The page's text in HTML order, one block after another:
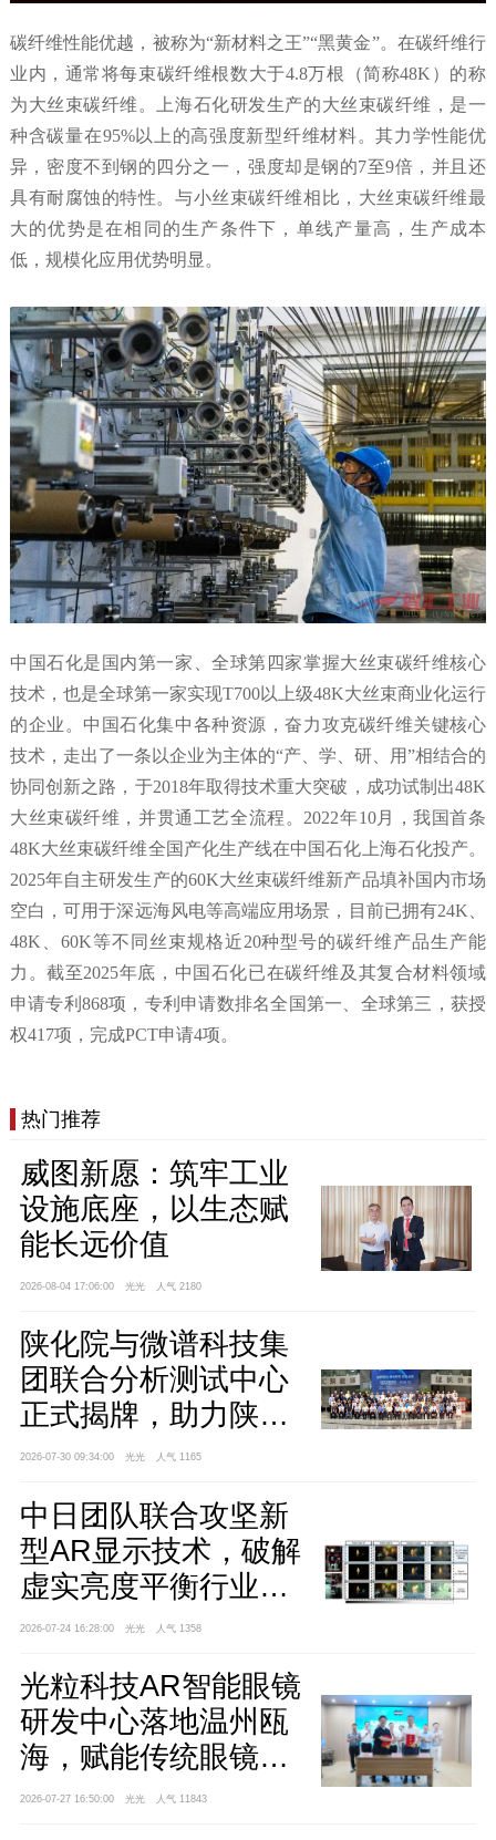
碳纤维性能优越，被称为“新材料之王”“黑黄金”。在碳纤维行
业内，通常将每束碳纤维根数大于4.8万根（简称48K）的称
为大丝束碳纤维。上海石化研发生产的大丝束碳纤维，是一
种含碳量在95%以上的高强度新型纤维材料。其力学性能优
异，密度不到钢的四分之一，强度却是钢的7至9倍，并且还
具有耐腐蚀的特性。与小丝束碳纤维相比，大丝束碳纤维最
大的优势是在相同的生产条件下，单线产量高，生产成本
低，规模化应用优势明显。
中国石化是国内第一家、全球第四家掌握大丝束碳纤维核心
技术，也是全球第一家实现T700以上级48K大丝束商业化运行
的企业。中国石化集中各种资源，奋力攻克碳纤维关键核心
技术，走出了一条以企业为主体的“产、学、研、用”相结合的
协同创新之路，于2018年取得技术重大突破，成功试制出48K
大丝束碳纤维，并贯通工艺全流程。2022年10月，我国首条
48K大丝束碳纤维全国产化生产线在中国石化上海石化投产。
2025年自主研发生产的60K大丝束碳纤维新产品填补国内市场
空白，可用于深远海风电等高端应用场景，目前已拥有24K、
48K、60K等不同丝束规格近20种型号的碳纤维产品生产能
力。截至2025年底，中国石化已在碳纤维及其复合材料领域
申请专利868项，专利申请数排名全国第一、全球第三，获授
权417项，完成PCT申请4项。
热门推荐
威图新愿：筑牢工业
设施底座，以生态赋
能长远价值
2026-08-04 17:06:00 光光 人气 2180
陕化院与微谱科技集
团联合分析测试中心
正式揭牌，助力陕西
聚烯烃产业高质量发
2026-07-30 09:34:00 光光 人气 1165
中日团队联合攻坚新
型AR显示技术，破解
虚实亮度平衡行业难
题
2026-07-24 16:28:00 光光 人气 1358
光粒科技AR智能眼镜
研发中心落地温州瓯
海，赋能传统眼镜产
业智能升级
2026-07-27 16:50:00 光光 人气 11843